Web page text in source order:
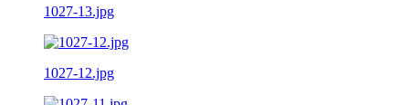
1027-13.jpg
1027-12.jpg